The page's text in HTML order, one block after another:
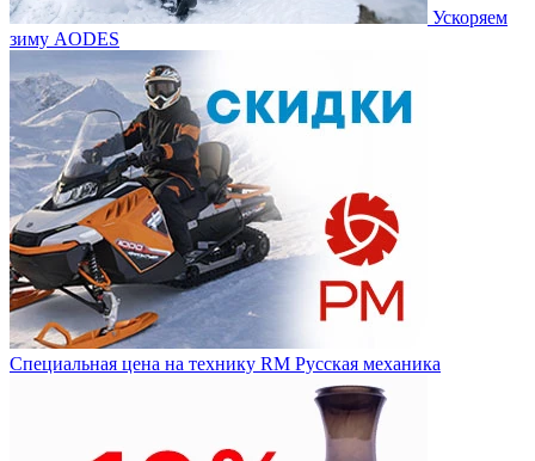
Ускоряем
зиму AODES
Специальная цена на технику RM Русская механика